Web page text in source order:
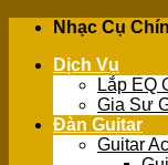
Skip
content
Nhạc Cụ
Dịch Vụ
Lắp EQ
Gia Sư
Đàn Guitar
Guitar